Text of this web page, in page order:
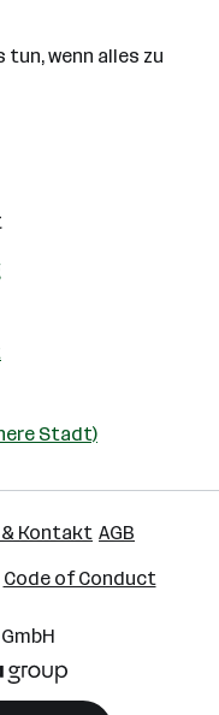
tun, wenn alles zu
Stadt)
Kontakt AGB
Code of Conduct